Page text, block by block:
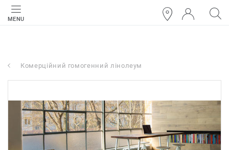
MENU
Комерційний гомогенний лінолеум